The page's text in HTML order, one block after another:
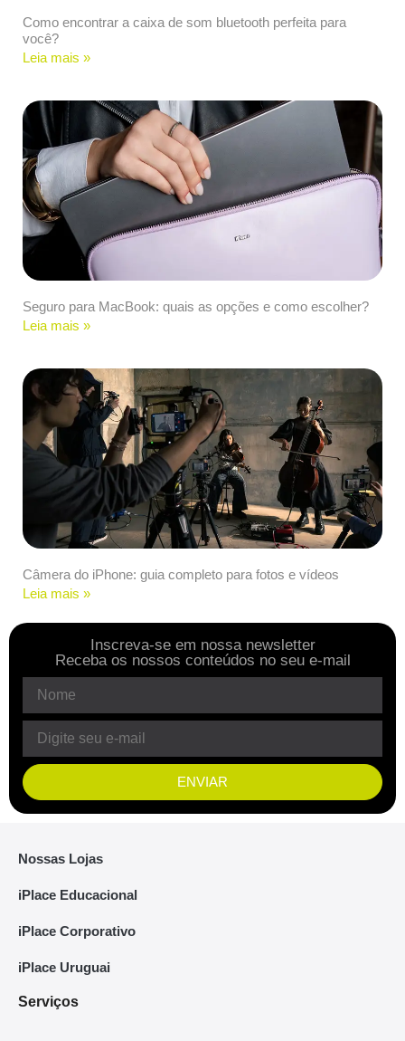
Como encontrar a caixa de som bluetooth perfeita para
você?
Leia mais »
Seguro para MacBook: quais as opções e como escolher?
Leia mais »
Câmera do iPhone: guia completo para fotos e vídeos
Leia mais »
Inscreva-se em nossa newsletter
Receba os nossos conteúdos no seu e-mail
ENVIAR
Nossas Lojas
iPlace Educacional
iPlace Corporativo
iPlace Uruguai
Serviços